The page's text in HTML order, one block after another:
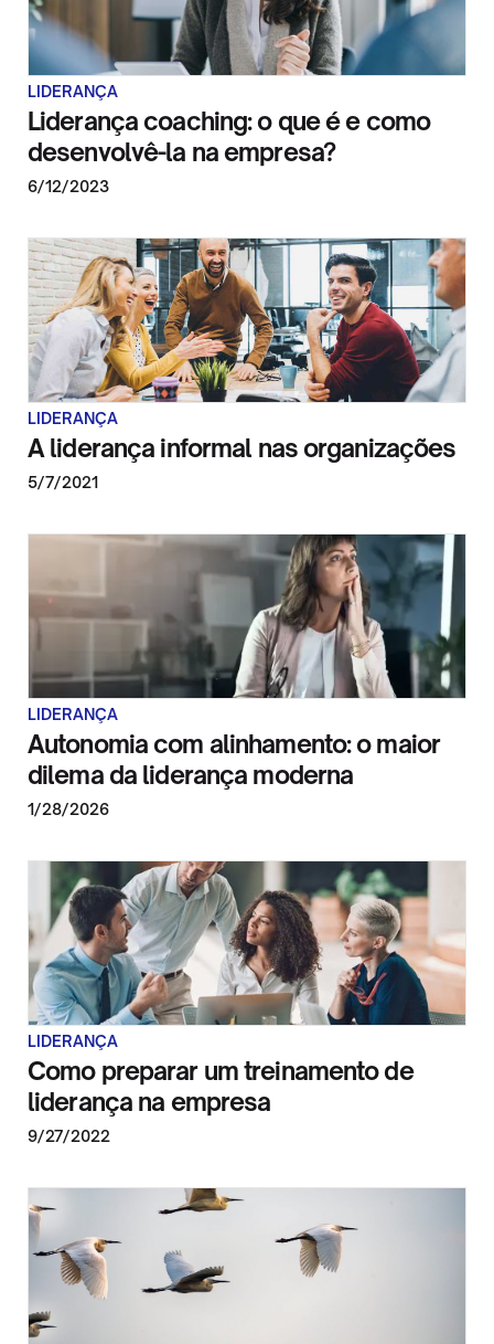
LIDERANÇA
Liderança coaching: o que é e como
desenvolvê-la na empresa?
6/12/2023
LIDERANÇA
A liderança informal nas organizações
5/7/2021
LIDERANÇA
Autonomia com alinhamento: o maior
dilema da liderança moderna
1/28/2026
LIDERANÇA
Como preparar um treinamento de
liderança na empresa
9/27/2022